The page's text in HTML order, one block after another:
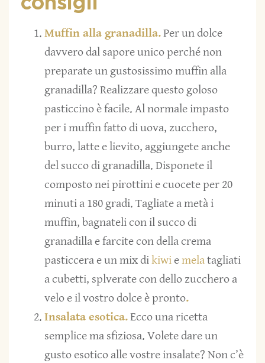
Muffin alla granadilla.Per un dolce
davvero dal sapore unico perché non
preparate un gustosissimo muffin alla
granadilla? Realizzare questo goloso
pasticcino è facile. Al normale impasto
per i muffin fatto di uova, zucchero,
burro, latte e lievito, aggiungete anche
del succo di granadilla. Disponete il
composto nei pirottini e cuocete per 20
minuti a 180 gradi. Tagliate a metà i
muffin, bagnateli con il succo di
granadilla e farcite con della crema
pasticcera e un mix dikiwiemelatagliati
a cubetti, splverate con dello zucchero a
velo e il vostro dolce è pronto.
Insalata esotica.Ecco una ricetta
semplice ma sfiziosa. Volete dare un
gusto esotico alle vostre insalate? Non c’è